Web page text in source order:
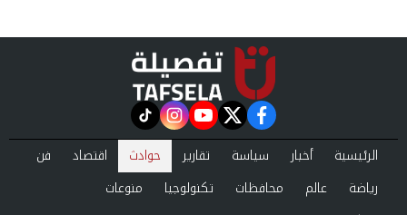
facebook
twitter
youtube
instagram
tiktok
الرئيسية أخبار سياسة تقارير حوادث اقتصاد
فن
رياضة
عالم محافظات تكنولوجيا
منوعات